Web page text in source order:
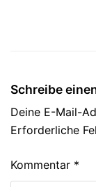
Schreibe
Deine E-Mail-
Erforderliche
Kommentar *